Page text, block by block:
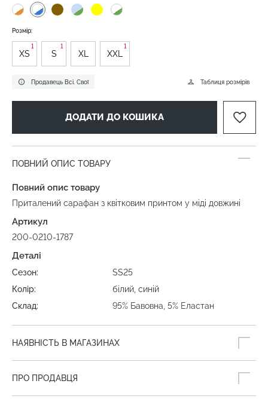
Продавець Всі. Свої Таблиця розмірів
Розмір:
XS
1
S
1
XL XXL
1
ДОДАТИ ДО КОШИКА
ПОВНИЙ ОПИС ТОВАРУ
Повний опис товару
Приталений сарафан з квітковим принтом у міді довжині
Артикул
200-0210-1787
Деталі
Сезон:
SS25
Колір:
білий, синій
Склад:
95% Бавовна, 5% Еластан
НАЯВНІСТЬ В МАГАЗИНАХ
ПРО ПРОДАВЦЯ